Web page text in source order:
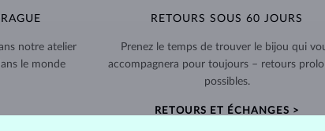
notre atelier
le monde
RETOURS SOUS 60 JOURS
Prenez le temps de trouver le bijou qui
accompagnera pour toujours – retours
possibles.
RETOURS ET ÉCHANGES >